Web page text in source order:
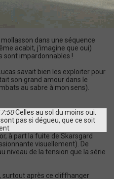
dans une séquence
acabit, j'imagine que oui)
sont impardonnables !
savait bien les exploiter pour
son grand amour dans le
au sabre à mon sens).
Celles au sol du moins oui.
pas si dégueu, que ce soit
à part la fuite de Skarsgard
visuellement). De
niveau de la tension que la série
surtout après ce cliffhanger